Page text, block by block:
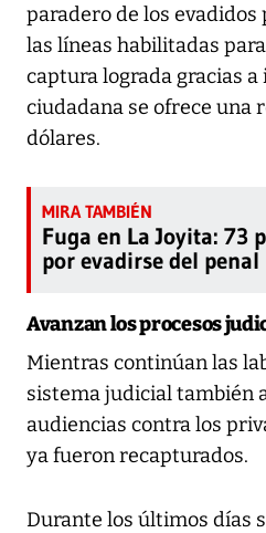
paradero de los
las líneas habilitadas
captura lograda gracias
ciudadana se ofrece una
dólares.
Fuga en La Joyita: 73
por evadirse del penal
Avanzan los procesos
Mientras continúan las
sistema judicial también
audiencias contra los
ya fueron recapturados.
Durante los últimos días